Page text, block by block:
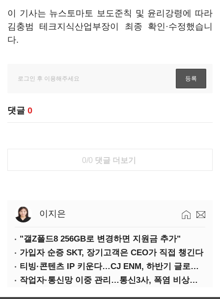
이 기사는 뉴스토마토 보도준칙 및 윤리강령에 따라
김충범 테크지식산업부장이 최종 확인·수정했습니
다.
댓글 0
0/0 댓글 더보기
이지은
"갤Z폴드8 256GB로 변경하면 지원금 추가"
가입자 순증 SKT, 장기고객은 CEO가 직접 챙긴다
티빙·콘텐츠 IP 키운다…CJ ENM, 하반기 글로벌 확장 가속
작업자·통신망 이중 관리…통신3사, 폭염 비상대응 돌입